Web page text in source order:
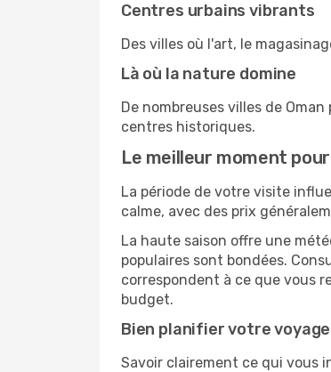
Centres urbains vibrants
Des villes où l'art, le
Là où la nature domine
De nombreuses villes de
centres historiques.
Le meilleur moment
La période de votre visite
calme, avec des prix
La haute saison offre une
populaires sont bondées.
correspondent à ce que vous
budget.
Bien planifier votre voyage
Savoir clairement ce qui vous